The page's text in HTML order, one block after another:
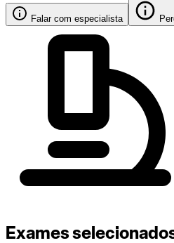
Falar com especialista
Exames